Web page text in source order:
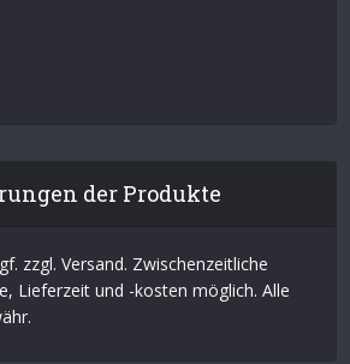
der Produkte
zzgl. Versand. Zwischenzeitliche
Lieferzeit und -kosten möglich. Alle